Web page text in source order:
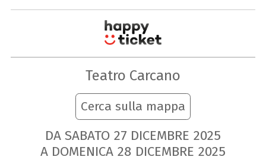
Teatro Carcano
Cerca sulla mappa
DA SABATO 27 DICEMBRE 2025
A DOMENICA 28 DICEMBRE 2025